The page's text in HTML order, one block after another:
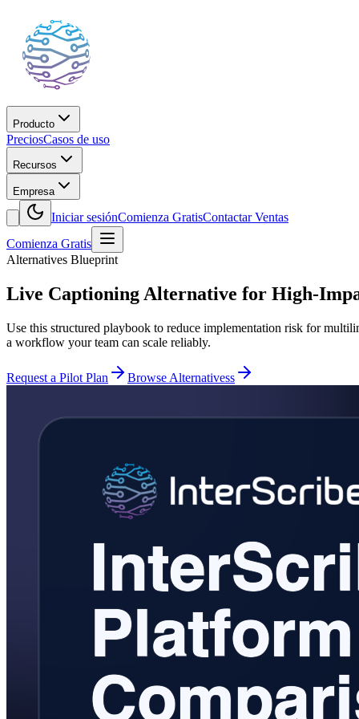
Producto
PreciosCasos de uso
Recursos
Empresa
Iniciar sesiónComienza GratisContactar Ventas
Comienza Gratis
Alternatives Blueprint
Live Captioning Alternative for High-
Use this structured playbook to reduce implementation risk for
a workflow your team can scale reliably.
Request a Pilot Plan Browse Alternativess